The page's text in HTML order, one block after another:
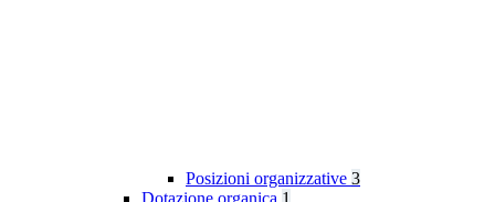
Posizioni organizzative 3